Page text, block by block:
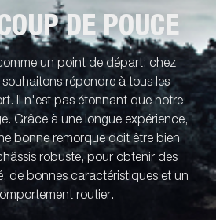
DE POUCE
un point de départ: chez
répondre à tous les
Il n'est pas étonnant que notre
Grâce à une longue expérience,
bonne remorque doit être bien
robuste, pour obtenir des
de bonnes caractéristiques et un
routier.